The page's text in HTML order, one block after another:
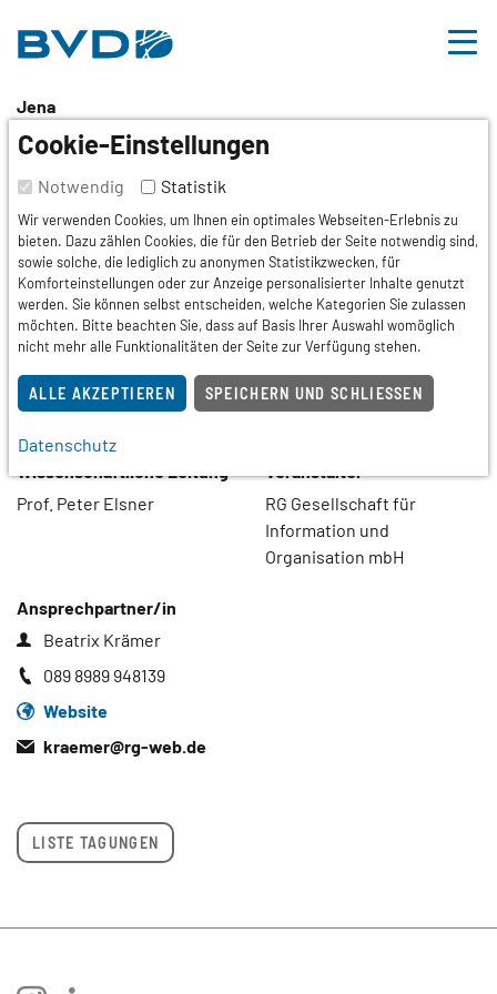
Jena
7. Jenaer Dermakonsil
Fortbildung
Termin
22.08.2026
Veranstaltungsort
Stauffenbergstr. 59
Prof. Peter Elsner
RG Gesellschaft für
Information und
Organisation mbH
Ansprechpartner/in
Beatrix Krämer
089 8989 948139
Website
kraemer@rg-web.de
LISTE TAGUNGEN
Cookie-Einstellungen
Notwendig Statistik
Wir verwenden Cookies, um Ihnen ein optimales Webseiten-Erlebnis zu
bieten. Dazu zählen Cookies, die für den Betrieb der Seite notwendig sind,
sowie solche, die lediglich zu anonymen Statistikzwecken, für
Komforteinstellungen oder zur Anzeige personalisierter Inhalte genutzt
werden. Sie können selbst entscheiden, welche Kategorien Sie zulassen
möchten. Bitte beachten Sie, dass auf Basis Ihrer Auswahl womöglich
nicht mehr alle Funktionalitäten der Seite zur Verfügung stehen.
ALLE AKZEPTIEREN SPEICHERN UND SCHLIESSEN
Datenschutz